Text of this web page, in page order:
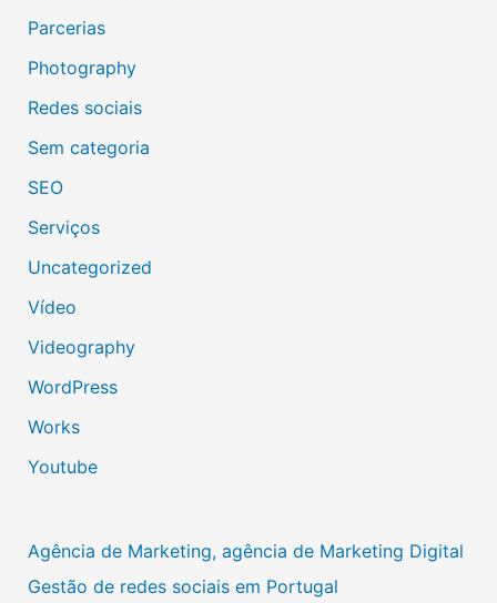
Parcerias
Photography
Redes sociais
Sem categoria
SEO
Serviços
Uncategorized
Vídeo
Videography
WordPress
Works
Youtube
Agência de Marketing, agência de Marketing Digital
Gestão de redes sociais em Portugal